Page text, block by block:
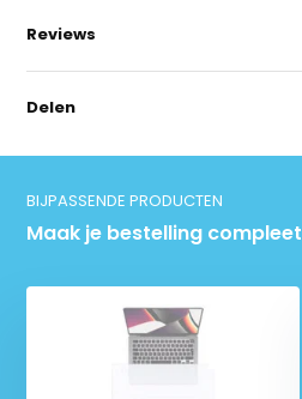
Reviews
Delen
BIJPASSENDE PRODUCTEN
Maak je bestelling compleet